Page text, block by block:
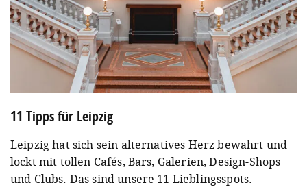
11 Tipps für Leipzig
Leipzig hat sich sein alternatives Herz bewahrt und
lockt mit tollen Cafés, Bars, Galerien, Design-Shops
und Clubs. Das sind unsere 11 Lieblingsspots.